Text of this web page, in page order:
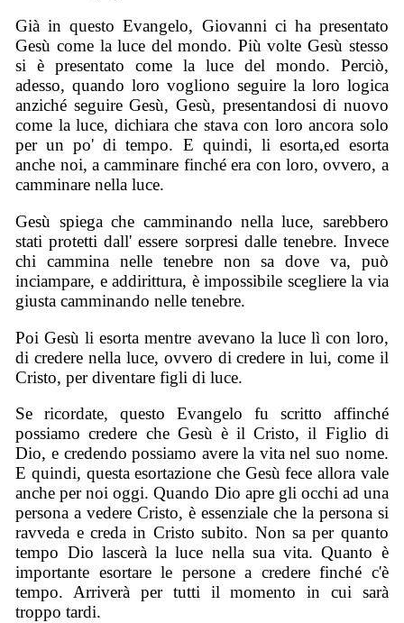
Già in questo Evangelo, Giovanni ci ha presentato
Gesù come la luce del mondo. Più volte Gesù stesso
si è presentato come la luce del mondo. Perciò,
adesso, quando loro vogliono seguire la loro logica
anziché seguire Gesù, Gesù, presentandosi di nuovo
come la luce, dichiara che stava con loro ancora solo
per un po' di tempo. E quindi, li esorta,ed esorta
anche noi, a camminare finché era con loro, ovvero, a
camminare nella luce.
Gesù spiega che camminando nella luce, sarebbero
stati protetti dall' essere sorpresi dalle tenebre. Invece
chi cammina nelle tenebre non sa dove va, può
inciampare, e addirittura, è impossibile scegliere la via
giusta camminando nelle tenebre.
Poi Gesù li esorta mentre avevano la luce lì con loro,
di credere nella luce, ovvero di credere in lui, come il
Cristo, per diventare figli di luce.
Se ricordate, questo Evangelo fu scritto affinché
possiamo credere che Gesù è il Cristo, il Figlio di
Dio, e credendo possiamo avere la vita nel suo nome.
E quindi, questa esortazione che Gesù fece allora vale
anche per noi oggi. Quando Dio apre gli occhi ad una
persona a vedere Cristo, è essenziale che la persona si
ravveda e creda in Cristo subito. Non sa per quanto
tempo Dio lascerà la luce nella sua vita. Quanto è
importante esortare le persone a credere finché c'è
tempo. Arriverà per tutti il momento in cui sarà
troppo tardi.